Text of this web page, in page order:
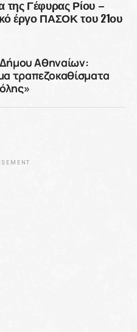
της Γέφυρας Ρίου –
έργο ΠΑΣΟΚ του 21ου
Δήμου Αθηναίων:
τραπεζοκαθίσματα